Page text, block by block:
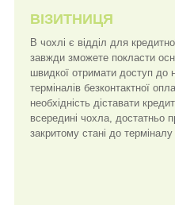
ВІЗИТНИЦЯ
В чохлі є відділ для
завжди зможете покласти
швидкої отримати доступ до
терміналів безконтактної
необхідність діставати
всередині чохла, достатньо
закритому стані до